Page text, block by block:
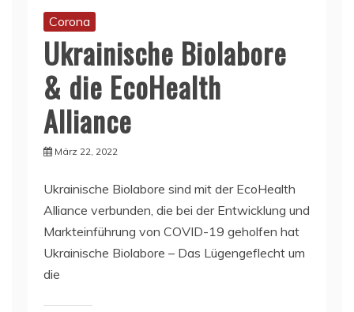
Corona
Ukrainische Biolabore
& die EcoHealth
Alliance
März 22, 2022
Ukrainische Biolabore sind mit der EcoHealth
Alliance verbunden, die bei der Entwicklung und
Markteinführung von COVID-19 geholfen hat
Ukrainische Biolabore – Das Lügengeflecht um
die